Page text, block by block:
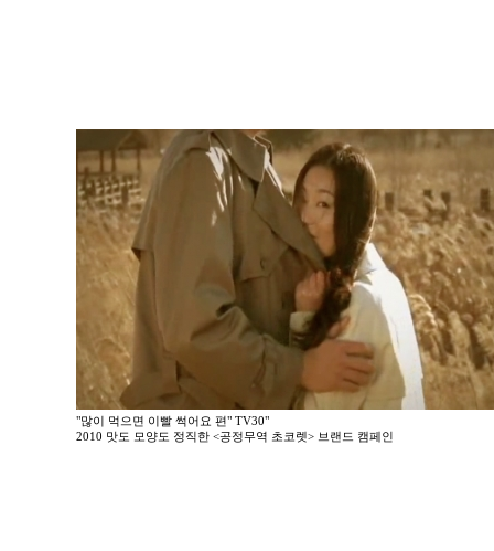
"많이 먹으면 이빨 썩어요 편" TV30"
2010 맛도 모양도 정직한 <공정무역 초코렛> 브랜드 캠페인